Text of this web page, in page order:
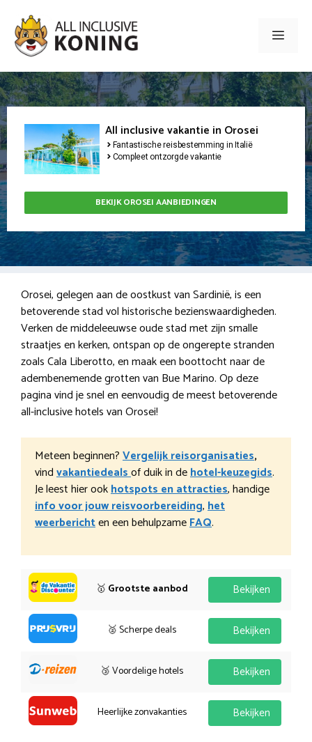
naar
inhoud
Menu
All inclusive vakantie in Orosei
Fantastische reisbestemming in Italië
Compleet ontzorgde vakantie
BEKIJK OROSEI AANBIEDINGEN
Orosei, gelegen aan de oostkust van Sardinië, is een
betoverende stad vol historische bezienswaardigheden.
Verken de middeleeuwse oude stad met zijn smalle
straatjes en kerken, ontspan op de ongerepte stranden
zoals Cala Liberotto, en maak een boottocht naar de
adembenemende grotten van Bue Marino. Op deze
pagina vind je snel en eenvoudig de meest betoverende
all-inclusive hotels van Orosei!
Meteen beginnen?Vergelijk reisorganisaties,
vindvakantiedealsof duik in dehotel-keuzegids.
Je leest hier ookhotspots en attracties, handige
info voor jouw reisvoorbereiding,het
weerberichten een behulpzameFAQ.
🥇 Grootste aanbod Bekijken
🥈 Scherpe deals Bekijken
🥉 Voordelige hotels Bekijken
Heerlijke zonvakanties Bekijken